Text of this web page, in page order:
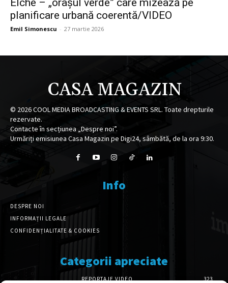
Elche – „orașul verde” care mizează pe
planificare urbană coerentă/VIDEO
Emil Simonescu - 27 martie 2026
CASA MAGAZIN
© 2026COOL MEDIA BROADCASTING & EVENTS SRL. Toate drepturile
rezervate.
Contacte în secțiunea „Despre noi”.
Urmăriți emisiunea Casa Magazin pe Digi24, sâmbătă, de la ora 9:30.
Info
DESPRE NOI
INFORMAȚII LEGALE
CONFIDENȚIALITATE & COOKIES
Categorii apreciate
REPORTAJE VIDEO 323